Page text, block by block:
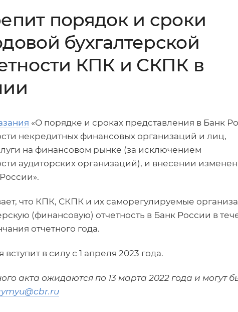
порядок и сроки
бухгалтерской
КПК и СКПК в
«О порядке и сроках представления в Банк
некредитных финансовых организаций и лиц,
на финансовом рынке (за исключением
аудиторских организаций), и внесении
что КПК, СКПК и их саморегулируемые
(финансовую) отчетность в Банк России в
отчетного года.
в силу с 1 апреля 2023 года.
акта ожидаются по 13 марта 2022 года и могут